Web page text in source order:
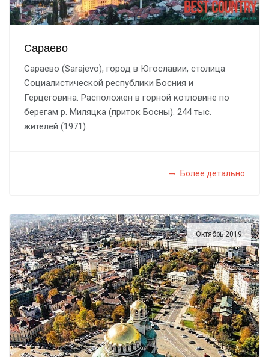
Сараево
Сараево (Sarajevo), город в Югославии, столица
Социалистической республики Босния и
Герцеговина. Расположен в горной котловине по
берегам р. Миляцка (приток Босны). 244 тыс.
жителей (1971).
Более детально
Октябрь 2019